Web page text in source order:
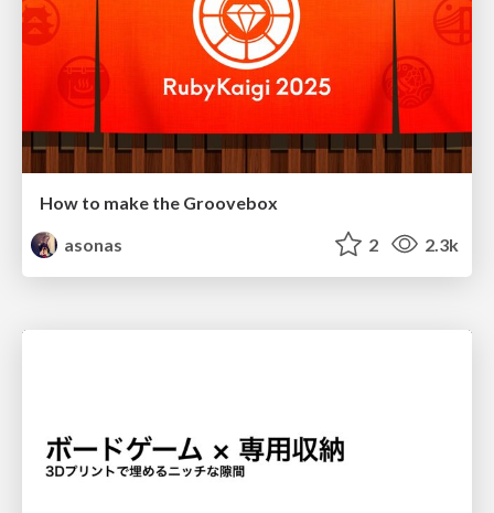
How to make the Groovebox
asonas
2 2.3k